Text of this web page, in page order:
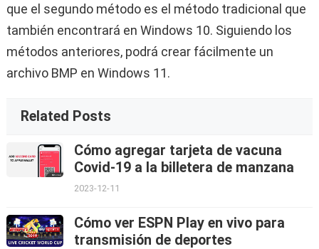
que el segundo método es el método tradicional que
también encontrará en Windows 10. Siguiendo los
métodos anteriores, podrá crear fácilmente un
archivo BMP en Windows 11.
Related Posts
Cómo agregar tarjeta de vacuna
Covid-19 a la billetera de manzana
2023-12-11
Cómo ver ESPN Play en vivo para
transmisión de deportes